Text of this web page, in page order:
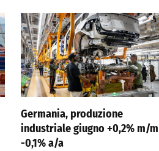
Germania, produzione
industriale giugno +0,2% m/m
-0,1% a/a